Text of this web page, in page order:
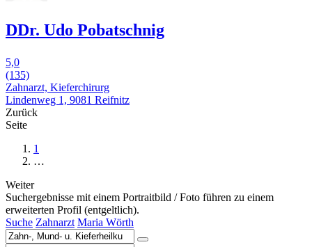
DDr. Udo Pobatschnig
5,0
(135)
Zahnarzt, Kieferchirurg
Lindenweg 1, 9081 Reifnitz
Zurück
Seite
1
…
Weiter
Suchergebnisse mit einem Portraitbild / Foto führen zu einem
erweiterten Profil (entgeltlich).
Suche Zahnarzt Maria Wörth